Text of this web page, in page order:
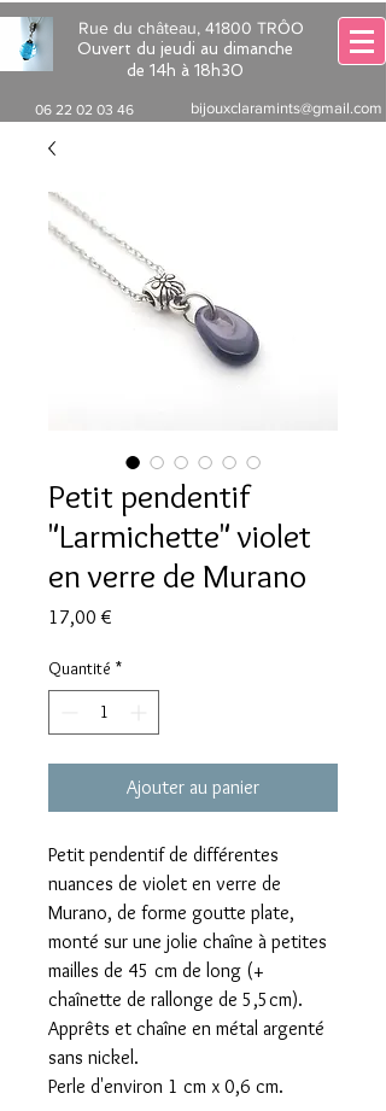
Rue du château, 41800 TRÔO
Ouvert du jeudi au dimanche
de 14h à 18h30
06 22 02 03 46 bijouxclaramints@gmail.com
Petit pendentif
"Larmichette" violet
en verre de Murano
17,00 €
Quantité *
Ajouter au panier
Petit pendentif de différentes
nuances de violet en verre de
Murano, de forme goutte plate,
monté sur une jolie chaîne à petites
mailles de 45 cm de long (+
chaînette de rallonge de 5,5cm).
Apprêts et chaîne en métal argenté
sans nickel.
Perle d'environ 1 cm x 0,6 cm.